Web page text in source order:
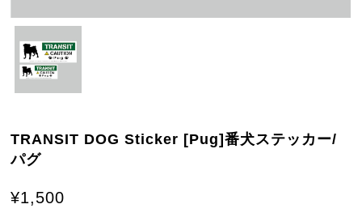
TRANSIT DOG Sticker [Pug]番犬ステッカー/
パグ
¥1,500